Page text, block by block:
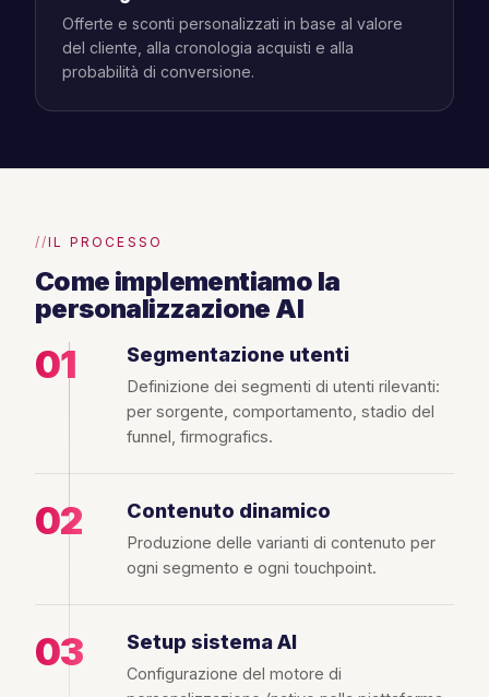
Offerte e sconti personalizzati in base al valore
del cliente, alla cronologia acquisti e alla
probabilità di conversione.
IL PROCESSO
Come implementiamo la
personalizzazione AI
01 Segmentazione utenti
Definizione dei segmenti di utenti rilevanti:
per sorgente, comportamento, stadio del
funnel, firmografics.
02 Contenuto dinamico
Produzione delle varianti di contenuto per
ogni segmento e ogni touchpoint.
03 Setup sistema AI
Configurazione del motore di